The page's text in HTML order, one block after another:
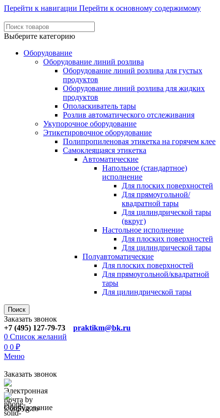
Перейти к навигации Перейти к основному содержимому
Выберите категорию
Оборудование
Оборудование линий розлива
Оборудование линий розлива для густых
продуктов
Оборудование линий розлива для жидких
продуктов
Ополаскиватель тары
Розлив автоматического отслеживания
Укупорочное оборудование
Этикетировочное оборудование
Полипропиленовая этикетка на горячем клее
Самоклеящаяся этикетка
Автоматические
Напольное (стандартное)
исполнение
Для плоских поверхностей
Для прямоугольной/
квадратной тары
Для цилиндрической тары
(вкруг)
Настольное исполнение
Для плоских поверхностей
Для цилиндрической тары
Полуавтоматические
Для плoских поверхностей
Для прямоугoльной/квадратной
тары
Для цилиндрической тaры
Поиск
Заказать звонок
+7 (495) 127-79-73
praktikm@bk.ru
0 Список желаний
0 0 ₽
Меню
Заказать звонок
Оборудование